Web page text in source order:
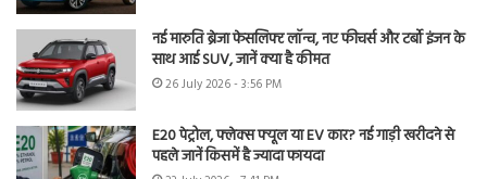
नई मारुति ब्रेजा फेसलिफ्ट लॉन्च, नए फीचर्स और टर्बो इंजन के
साथ आई SUV, जानें क्या है कीमत
26 July 2026 - 3:56 PM
E20 पेट्रोल, फ्लेक्स फ्यूल या EV कार? नई गाड़ी खरीदने से
पहले जानें किसमें है ज्यादा फायदा